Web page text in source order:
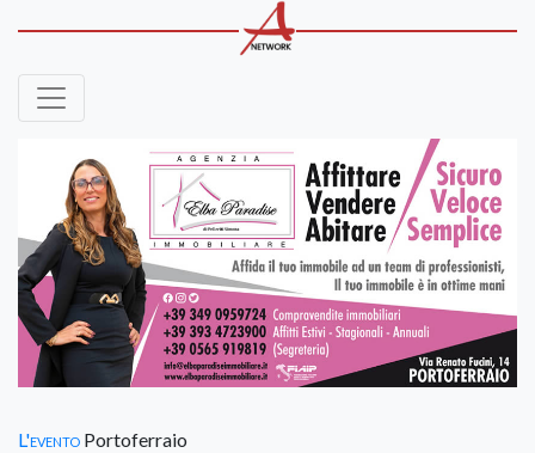
L'evento Portoferraio